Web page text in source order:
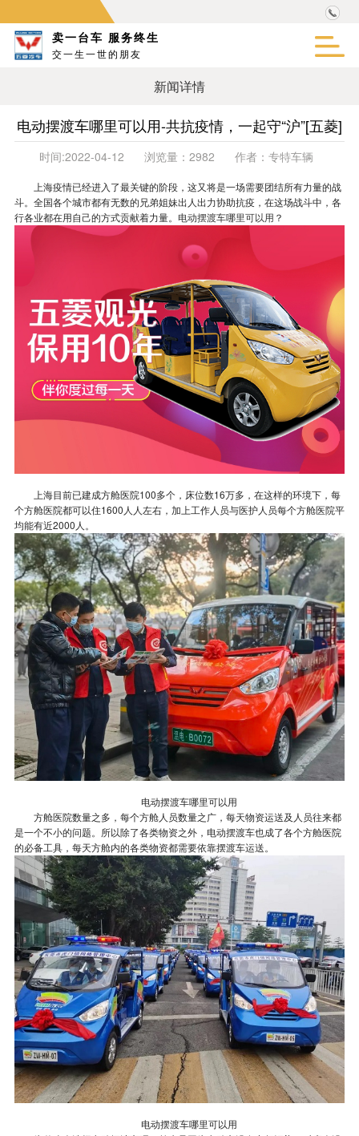
卖一台车 服务终生
交一生一世的朋友
新闻详情
电动摆渡车哪里可以用-共抗疫情，一起守“沪”[五菱]
时间:2022-04-12 浏览量： 2982 作者： 专特车辆
上海疫情已经进入了最关键的阶段，这又将是一场需要团结所有力量的战
斗。全国各个城市都有无数的兄弟姐妹出人出力协助抗疫，在这场战斗中，各
行各业都在用自己的方式贡献着力量。 电动摆渡车哪里可以用 ？
上海目前已建成方舱医院100多个，床位数16万多，在这样的环境下，每
个方舱医院都可以住1600人人左右，加上工作人员与医护人员每个方舱医院平
均能有近2000人。
电动摆渡车哪里可以用
方舱医院数量之多，每个方舱人员数量之广，每天物资运送及人员往来都
是一个不小的问题。所以除了各类物资之外，电动摆渡车也成了各个方舱医院
的必备工具，每天方舱内的各类物资都需要依靠摆渡车运送。
电动摆渡车哪里可以用